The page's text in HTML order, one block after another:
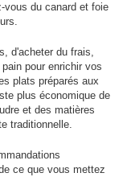
vous du canard et foie
d'acheter du frais,
pour enrichir vos
plats préparés aux
plus économique de
et des matières
traditionnelle.
ce que vous mettez